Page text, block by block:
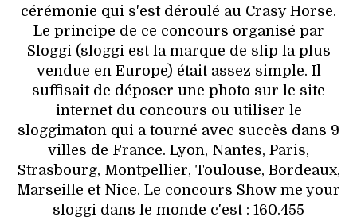
AUTO
LIEUX TENDANCES
BEAUTÉ
MODE DE RUE
JEUNES CRÉATEURS
cérémonie qui s'est déroulé au Crasy Horse.
Le principe de ce concours organisé par
Sloggi (sloggi est la marque de slip la plus
vendue en Europe) était assez simple. Il
suffisait de déposer une photo sur le site
internet du concours ou utiliser le
sloggimaton qui a tourné avec succès dans 9
villes de France. Lyon, Nantes, Paris,
Strasbourg, Montpellier, Toulouse, Bordeaux,
Marseille et Nice. Le concours Show me your
sloggi dans le monde c'est : 160.455